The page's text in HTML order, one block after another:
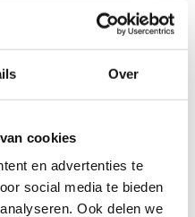
Over
cookies
en advertenties te
social media te bieden
Ook delen we
de opdracht om het
en de bewoners
ontmoeten.